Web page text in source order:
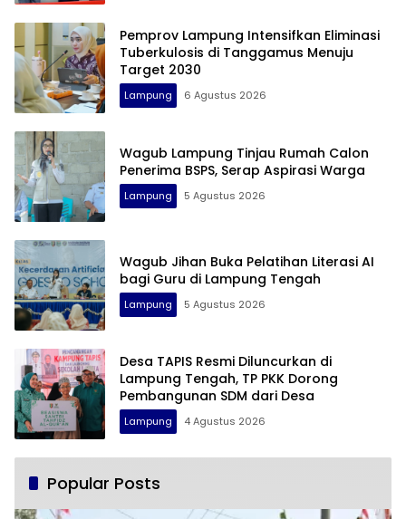
Pemprov Lampung Intensifkan Eliminasi
Tuberkulosis di Tanggamus Menuju
Target 2030
Lampung 6 Agustus 2026
Wagub Lampung Tinjau Rumah Calon
Penerima BSPS, Serap Aspirasi Warga
Lampung 5 Agustus 2026
Wagub Jihan Buka Pelatihan Literasi AI
bagi Guru di Lampung Tengah
Lampung 5 Agustus 2026
Desa TAPIS Resmi Diluncurkan di
Lampung Tengah, TP PKK Dorong
Pembangunan SDM dari Desa
Lampung 4 Agustus 2026
Popular Posts